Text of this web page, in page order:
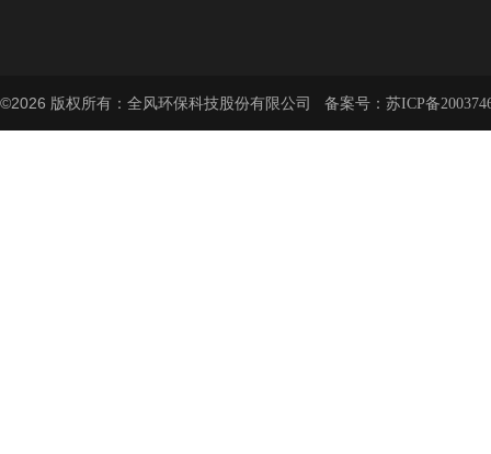
©2026 版权所有：全风环保科技股份有限公司 备案号： 苏ICP备